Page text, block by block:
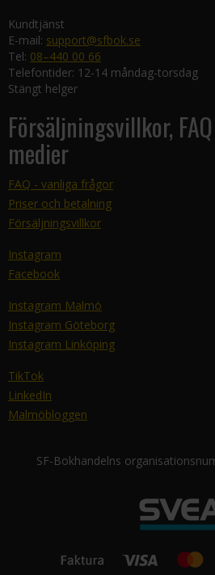
Kundtjänst
E-mail: support@sfbok.se
Tel: 08–440 00 66
Telefontider: 12-14 måndag-torsdag
Stängt helger
Försäljningsvillkor,
medier
FAQ - vanliga frågor
Priser och betalning
Försäljningsvillkor
Instagram
Facebook
Instagram Malmö
Instagram Göteborg
Instagram Linköping
TikTok
LinkedIn
Malmöbloggen
SF-Bokhandelns